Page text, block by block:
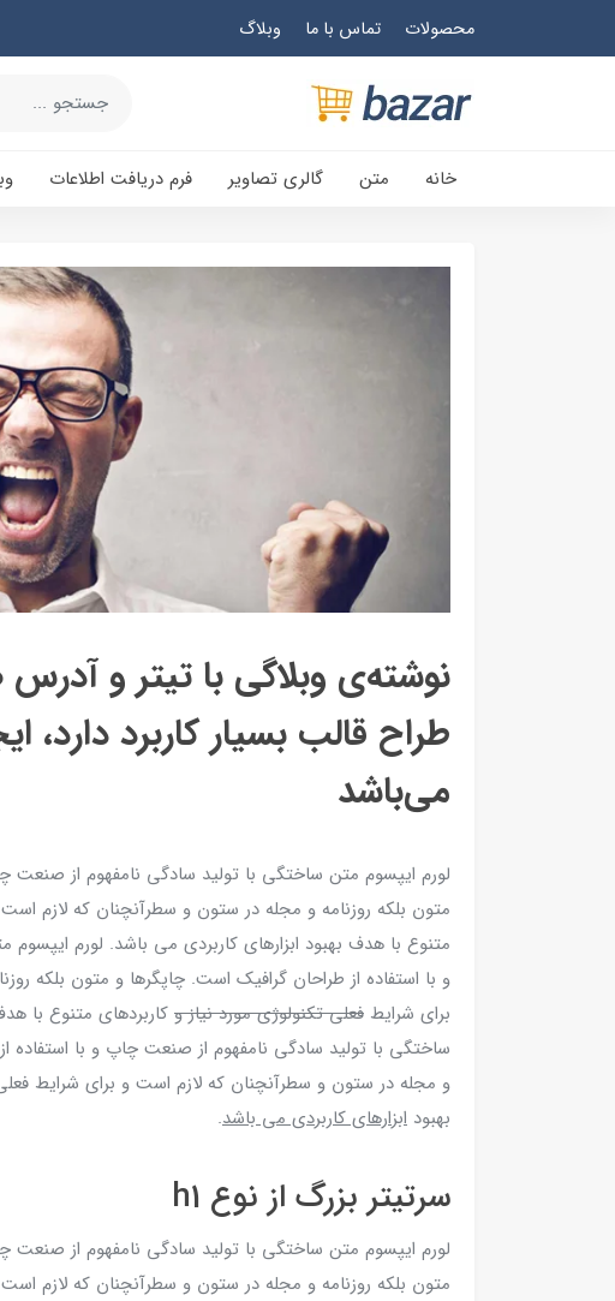
محصولات تماس با ما وبلاگ
خانه متن گالری تصاویر فرم دریافت اطلاعات
نوشته‌ی وبلاگی با تیتر و
طراح قالب بسیار کاربرد دارد،
می‌باشد
لورم ایپسوم متن ساختگی با تولید سادگی نامفهوم از صنعت
متون بلکه روزنامه و مجله در ستون و سطرآنچنان که لازم
متنوع با هدف بهبود ابزارهای کاربردی می باشد. لورم
و با استفاده از طراحان گرافیک است. چاپگرها و متون بلکه
برای شرایط فعلی تکنولوژی مورد نیاز و کاربردهای متنوع با
ساختگی با تولید سادگی نامفهوم از صنعت چاپ و با استفاده
و مجله در ستون و سطرآنچنان که لازم است و برای شرایط
بهبود ابزارهای کاربردی می باشد.
سرتیتر بزرگ از نوع h1
لورم ایپسوم متن ساختگی با تولید سادگی نامفهوم از صنعت
متون بلکه روزنامه و مجله در ستون و سطرآنچنان که لازم